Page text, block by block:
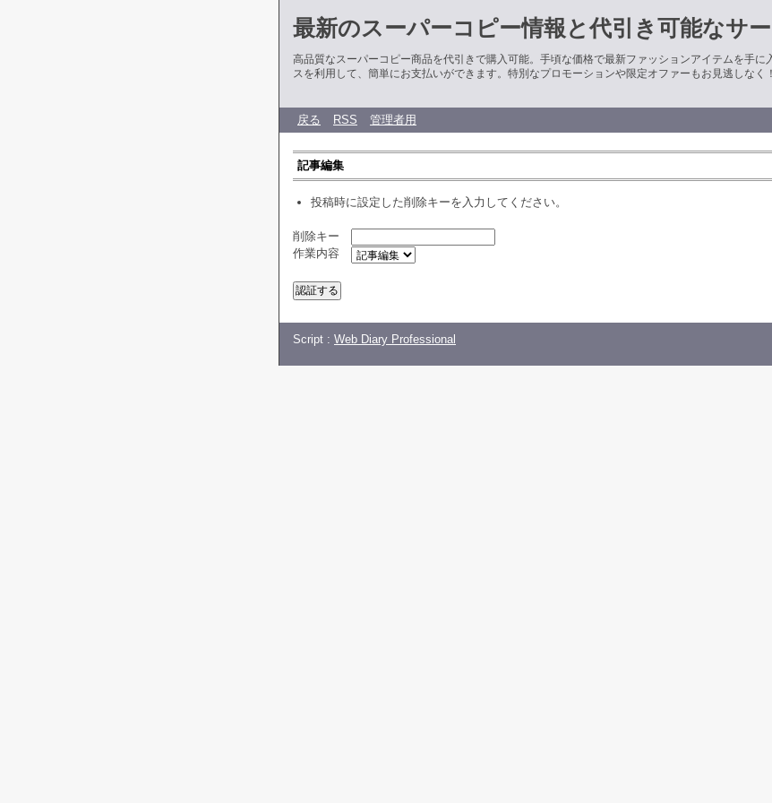
最新のスーパーコピー情報と代引き可能なサ
高品質なスーパーコピー商品を代引きで購入可能。手頃な価格で最新ファッションアイテムを手に
スを利用して、簡単にお支払いができます。特別なプロモーションや限定オファーもお見逃しなく！
戻る RSS 管理者用
記事編集
投稿時に設定した削除キーを入力してください。
削除キー
作業内容
Script : Web Diary Professional